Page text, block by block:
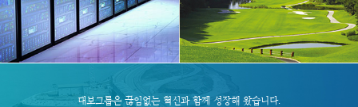
대보그룹은 끊임없는 혁신과 함께 성장해 왔습니다.